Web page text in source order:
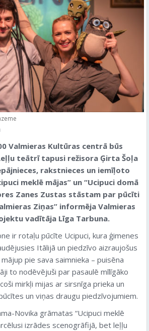
Valmieras Kultūras centrā būs
teātrī tapusi režisora Ģirta Šoļa
rakstnieces un iemīļoto
meklē mājas” un “Ucipuci domā
Zanes Zustas stāstam par pūcīti
Ziņas” informēja Valmieras
vadītāja Līga Tarbuna.
ir rotaļu pūcīte Ucipuci, kura ģimenes
Itālijā un piedzīvo aizraujošus
pie sava saimnieka – puisēna
to nodēvējuši par pasaulē mīlīgāko
mirkļi mijas ar sirsnīga prieka un
un viņas draugu piedzīvojumiem.
Novika grāmatas “Ucipuci meklē
izrādes scenogrāfijā, bet leļļu